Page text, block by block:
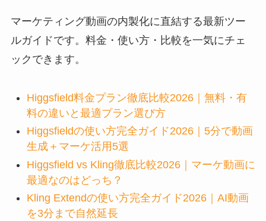
マーケティング動画の内製化に直結する最新ツー
ルガイドです。料金・使い方・比較を一気にチェ
ックできます。
Higgsfield料金プラン徹底比較2026｜無料・有
料の違いと最適プラン選び方
Higgsfieldの使い方完全ガイド2026｜5分で動画
生成＋マーケ活用5選
Higgsfield vs Kling徹底比較2026｜マーケ動画に
最適なのはどっち？
Kling Extendの使い方完全ガイド2026｜AI動画
を3分まで自然延長